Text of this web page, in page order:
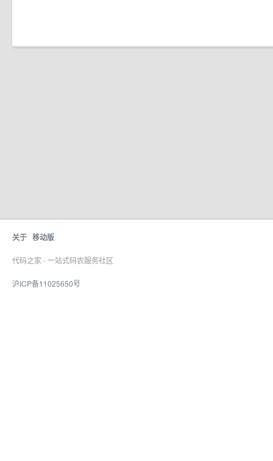
关于 移动版
代码之家 - 一站式码农服务社区
沪ICP备11025650号